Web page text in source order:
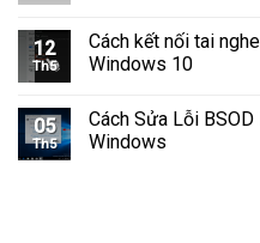
và
12
Th5
Cách kết nối tai
Windows 10
05
Th5
Cách Sửa Lỗi
Windows